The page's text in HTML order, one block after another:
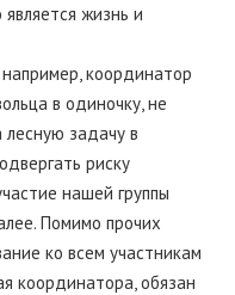
жизнь и
координатор
в одиночку, не
лесную задачу в
риску
нашей группы
Помимо прочих
ко всем участникам
координатора, обязан